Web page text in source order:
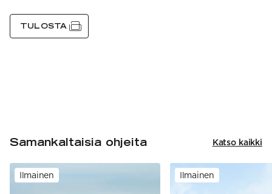
TULOSTA
Samankaltaisia ohjeita Katso kaikki
Ilmainen Ilmainen